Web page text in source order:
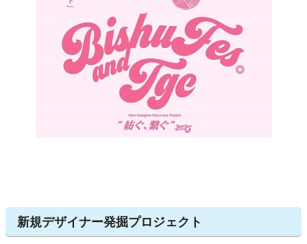
新規デザイナー発掘プロジェクト